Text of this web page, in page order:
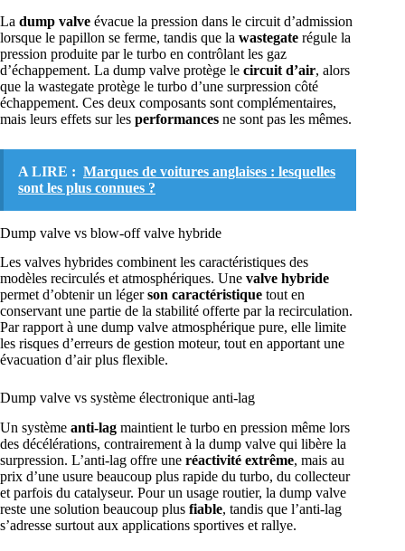
La dump valve évacue la pression dans le circuit d’admission
lorsque le papillon se ferme, tandis que la wastegate régule la
pression produite par le turbo en contrôlant les gaz
d’échappement. La dump valve protège le circuit d’air, alors
que la wastegate protège le turbo d’une surpression côté
échappement. Ces deux composants sont complémentaires,
mais leurs effets sur les performances ne sont pas les mêmes.
A LIRE : Marques de voitures anglaises : lesquelles
sont les plus connues ?
Dump valve vs blow-off valve hybride
Les valves hybrides combinent les caractéristiques des
modèles recirculés et atmosphériques. Une valve hybride
permet d’obtenir un légerson caractéristique tout en
conservant une partie de la stabilité offerte par la recirculation.
Par rapport à une dump valve atmosphérique pure, elle limite
les risques d’erreurs de gestion moteur, tout en apportant une
évacuation d’air plus flexible.
Dump valve vs système électronique anti-lag
Un système anti-lag maintient le turbo en pression même lors
des décélérations, contrairement à la dump valve qui libère la
surpression. L’anti-lag offre une réactivité extrême, mais au
prix d’une usure beaucoup plus rapide du turbo, du collecteur
et parfois du catalyseur. Pour un usage routier, la dump valve
reste une solution beaucoup plus fiable, tandis que l’anti-lag
s’adresse surtout aux applications sportives et rallye.